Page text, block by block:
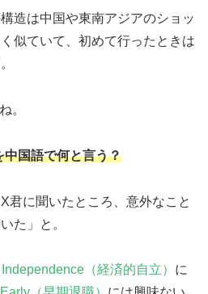
造は中国や東南アジアのショッ
似ていて、初めて行ったときは
。
国語で何と言う？
君に聞いたところ、意外なこと
た」と。
（経済的自立） に